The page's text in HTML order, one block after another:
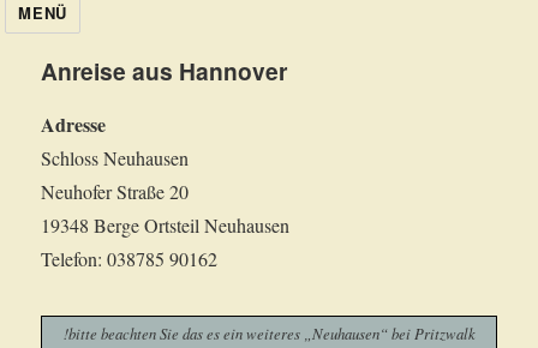
MENÜ
Anreise aus Hannover
Adresse
Schloss Neuhausen
Neuhofer Straße 20
19348 Berge Ortsteil Neuhausen
Telefon: 038785 90162
!bitte beachten Sie das es ein weiteres „Neuhausen“ bei Pritzwalk